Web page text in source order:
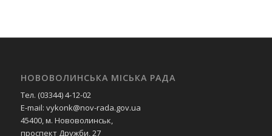
НОВОВОЛИНСЬКА МІСЬКА РАДА
Тел. (03344) 4-12-02
E-mail: vykonk@nov-rada.gov.ua
45400, м. Нововолинськ,
проспект Дружби, 27